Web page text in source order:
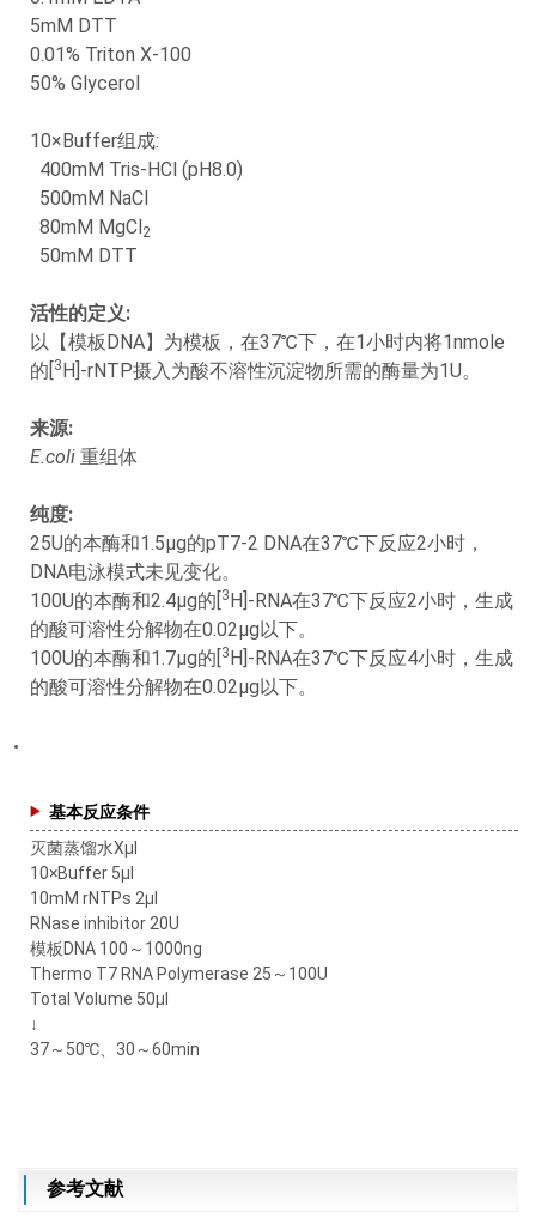
5mM DTT
0.01% Triton X-100
50% Glycerol
10×Buffer组成:
400mM Tris-HCl (pH8.0)
500mM NaCl
80mM MgCl2
50mM DTT
活性的定义:
以【模板DNA】为模板，在37℃下，在1小时内将1nmole
的[3H]-rNTP摄入为酸不溶性沉淀物所需的酶量为1U。
来源:
E.coli 重组体
纯度:
25U的本酶和1.5μg的pT7-2 DNA在37℃下反应2小时，
DNA电泳模式未见变化。
100U的本酶和2.4μg的[3H]-RNA在37℃下反应2小时，生成
的酸可溶性分解物在0.02μg以下。
100U的本酶和1.7μg的[3H]-RNA在37℃下反应4小时，生成
的酸可溶性分解物在0.02μg以下。
基本反应条件
灭菌蒸馏水Xμl
10×Buffer 5μl
10mM rNTPs 2μl
RNase inhibitor 20U
模板DNA 100～1000ng
Thermo T7 RNA Polymerase 25～100U
Total Volume 50μl
↓
37～50℃、30～60min
参考文献